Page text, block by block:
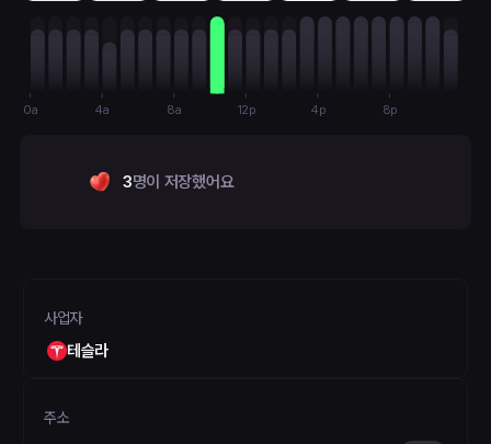
0a 4a 8a 12p 4p 8p
3명이 저장했어요
사업자
테슬라
주소